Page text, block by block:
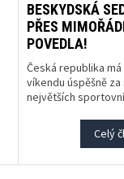
BESKYDSKÁ
PŘES
POVEDLA!
Česká republika
víkendu úspěšně
největších
Celý